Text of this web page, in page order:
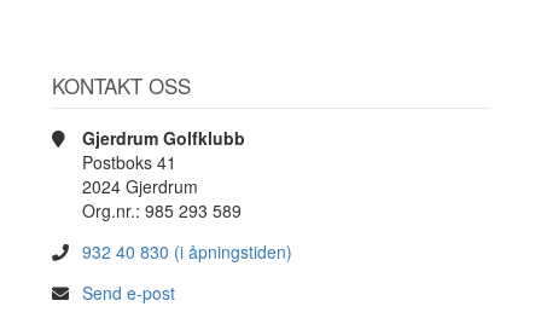
KONTAKT OSS
Gjerdrum Golfklubb
Postboks 41
2024 Gjerdrum
Org.nr.: 985 293 589
932 40 830 (i åpningstiden)
Send e-post